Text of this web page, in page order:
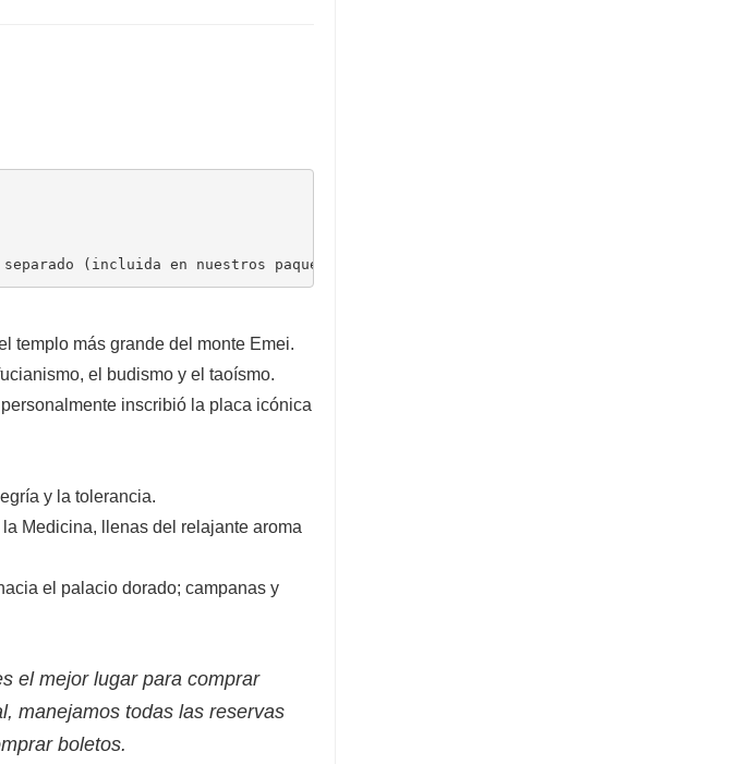
(incluida en nuestros paquetes turísticos)
templo más grande del monte Emei.
el budismo y el taoísmo.
inscribió la placa icónica
y la tolerancia.
Medicina, llenas del relajante aroma
el palacio dorado; campanas y
el mejor lugar para comprar
manejamos todas las reservas
boletos.